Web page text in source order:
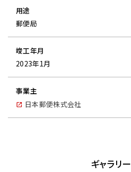
用途
郵便局
竣工年月
2023年1月
事業主
日本郵便株式会社
ギャラリー